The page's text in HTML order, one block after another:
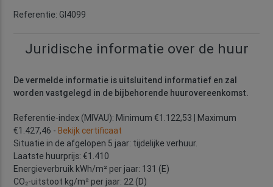
Referentie: GI4099
Juridische informatie over de huur
De vermelde informatie is uitsluitend informatief en zal
worden vastgelegd in de bijbehorende huurovereenkomst.
Referentie-index (MIVAU): Minimum €1.122,53 | Maximum
€1.427,46 -Bekijk certificaat
Situatie in de afgelopen 5 jaar: tijdelijke verhuur.
Laatste huurprijs: €1.410
Energieverbruik kWh/m² per jaar: 131 (E)
CO₂-uitstoot kg/m² per jaar: 22 (D)